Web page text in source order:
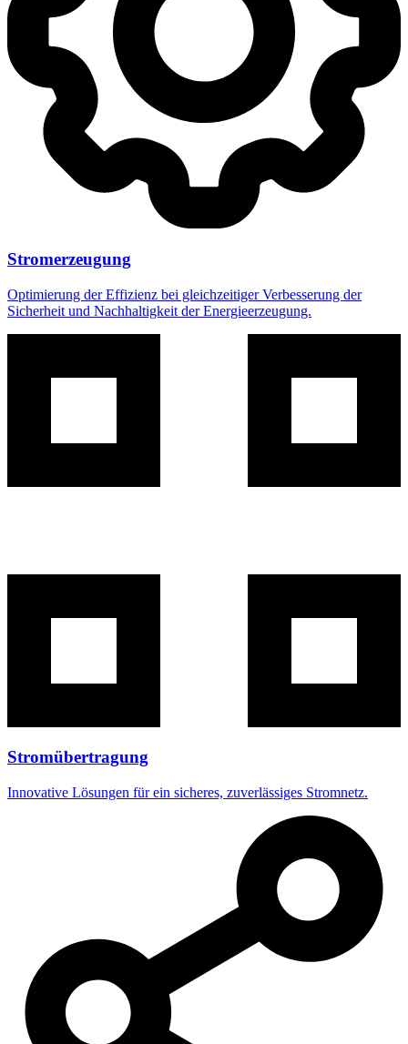
Stromerzeugung
Optimierung der Effizienz bei gleichzeitiger Verbesserung der
Sicherheit und Nachhaltigkeit der Energieerzeugung.
Stromübertragung
Innovative Lösungen für ein sicheres, zuverlässiges Stromnetz.